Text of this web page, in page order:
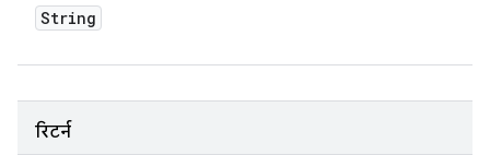
String
रिटर्न